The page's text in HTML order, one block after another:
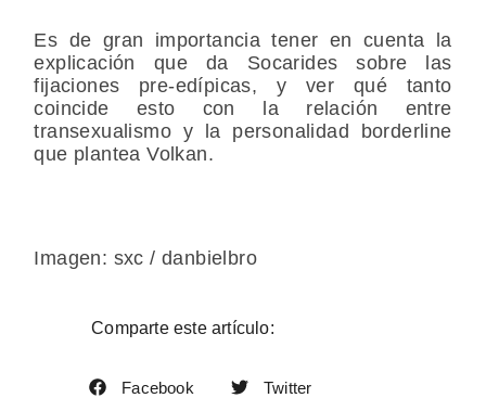
Es de gran importancia tener en cuenta la
explicación que da Socarides sobre las
fijaciones pre-edípicas, y ver qué tanto
coincide esto con la relación entre
transexualismo y la personalidad borderline
que plantea Volkan.
Imagen: sxc / danbielbro
Comparte este artículo:
Facebook
Twitter